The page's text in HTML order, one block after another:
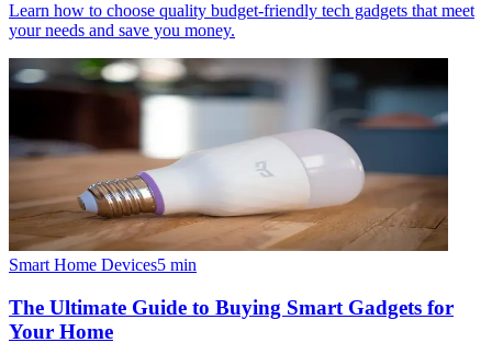
Learn how to choose quality budget-friendly tech gadgets that meet
your needs and save you money.
Smart Home Devices5 min
The Ultimate Guide to Buying Smart Gadgets for
Your Home